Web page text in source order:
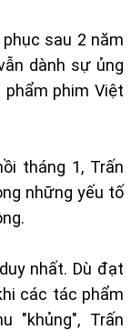
sau 2 năm
dành sự ủng
phim Việt
tháng 1, Trấn
những yếu tố
nhất. Dù đạt
các tác phẩm
"khủng", Trấn